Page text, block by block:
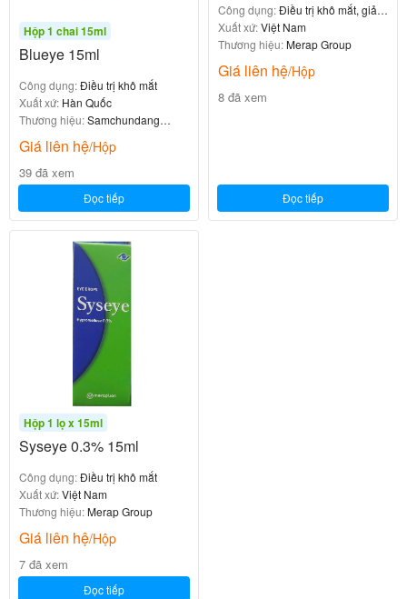
Hộp 1 chai 15ml
Blueye 15ml
Công dụng:Điều trị khô mắt
Xuất xứ: Hàn Quốc
Thương hiệu:Samchundang
Giá liên hệ/Hộp
39 đã xem
Đọc tiếp
Công dụng:Điều trị khô mắt, giảm
triệu chứng kích ứng mắt
Xuất xứ:Việt Nam
Thương hiệu:Merap Group
Giá liên hệ/Hộp
8 đã xem
Đọc tiếp
Hộp 1 lọ x 15ml
Syseye 0.3% 15ml
Công dụng:Điều trị khô mắt
Xuất xứ:Việt Nam
Thương hiệu:Merap Group
Giá liên hệ/Hộp
7 đã xem
Đọc tiếp